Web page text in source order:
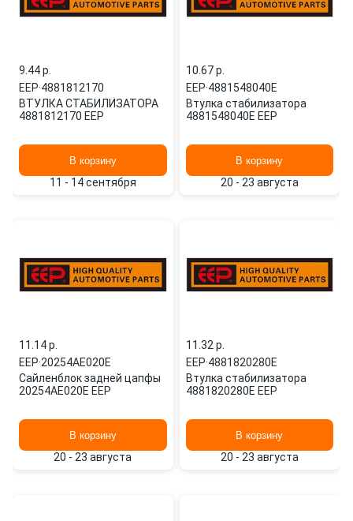
9.44 p.
EEP·4881812170
ВТУЛКА СТАБИЛИЗАТОРА
4881812170 EEP
В корзину
11 - 14 сентября
10.67 p.
EEP·4881548040E
Втулка стабилизатора
4881548040E EEP
В корзину
20 - 23 августа
11.14 p.
EEP·20254AE020E
Сайленблок задней цапфы
20254AE020E EEP
В корзину
20 - 23 августа
11.32 p.
EEP·4881820280E
Втулка стабилизатора
4881820280E EEP
В корзину
20 - 23 августа